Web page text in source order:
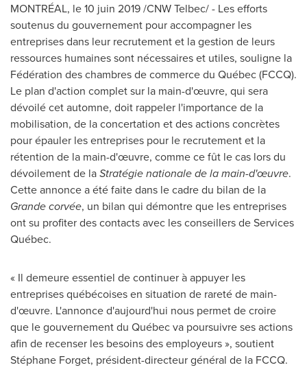
MONTRÉAL, le 10 juin 2019 /CNW Telbec/ - Les efforts
soutenus du gouvernement pour accompagner les
entreprises dans leur recrutement et la gestion de leurs
ressources humaines sont nécessaires et utiles, souligne la
Fédération des chambres de commerce du Québec (FCCQ).
Le plan d'action complet sur la main-d'œuvre, qui sera
dévoilé cet automne, doit rappeler l'importance de la
mobilisation, de la concertation et des actions concrètes
pour épauler les entreprises pour le recrutement et la
rétention de la main-d'œuvre, comme ce fût le cas lors du
dévoilement de laStratégie nationale de la main-d'œuvre.
Cette annonce a été faite dans le cadre du bilan de la
Grande corvée, un bilan qui démontre que les entreprises
ont su profiter des contacts avec les conseillers de Services
Québec.
« Il demeure essentiel de continuer à appuyer les
entreprises québécoises en situation de rareté de main-
d'œuvre. L'annonce d'aujourd'hui nous permet de croire
que le gouvernement du Québec va poursuivre ses actions
afin de recenser les besoins des employeurs », soutient
Stéphane Forget, président-directeur général de la FCCQ.